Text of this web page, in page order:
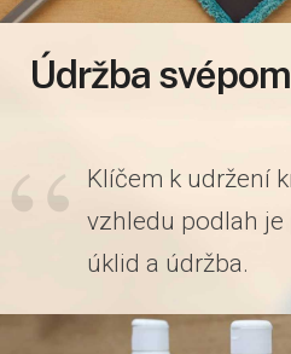
Údržba
Klíčem k udržení
vzhledu podlah je
úklid a údržba.